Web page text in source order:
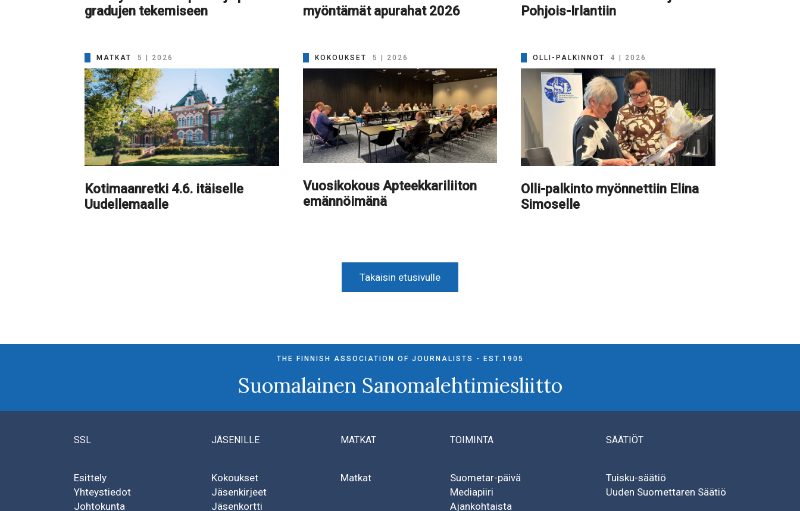
gradujen tekemiseen
myöntämät apurahat 2026
Pohjois-Irlantiin
MATKAT 5 | 2026
Kotimaanretki 4.6. itäiselle
Uudellemaalle
KOKOUKSET 5 | 2026
Vuosikokous Apteekkariliiton
emännöimänä
OLLI-PALKINNOT 4 | 2026
Olli-palkinto myönnettiin Elina
Simoselle
Takaisin etusivulle
THE FINNISH ASSOCIATION OF JOURNALISTS - EST.1905
Suomalainen Sanomalehtimiesliitto
SSL
Esittely
Yhteystiedot
Johtokunta
JÄSENILLE
Kokoukset
Jäsenkirjeet
Jäsenkortti
MATKAT
Matkat
TOIMINTA
Suometar-päivä
Mediapiiri
Ajankohtaista
SÄÄTIÖT
Tuisku-säätiö
Uuden Suomettaren Säätiö